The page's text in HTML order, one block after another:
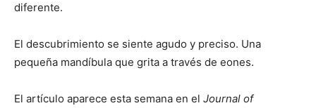
diferente.
El descubrimiento se siente agudo y preciso. Una
pequeña mandíbula que grita a través de eones.
El artículo aparece esta semana en el Journal of